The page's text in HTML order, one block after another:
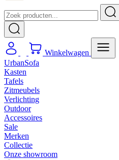
Winkelwagen
UrbanSofa
Kasten
Tafels
Zitmeubels
Verlichting
Outdoor
Accessoires
Sale
Merken
Collectie
Onze showroom